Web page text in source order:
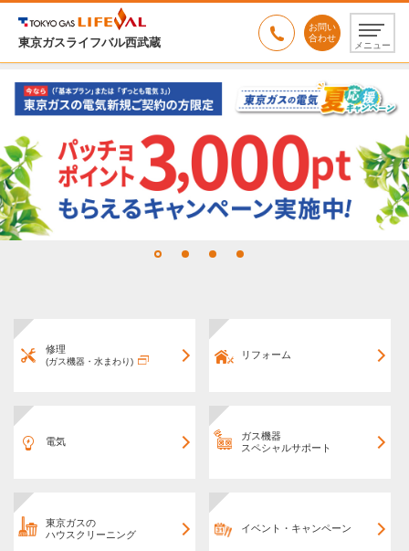
東京ガスライフバル西武蔵
お問い
合わせ
メニュー
修理
(ガス機器・水まわり)
リフォーム
電気
ガス機器
スペシャルサポート
東京ガスの
ハウスクリーニング
イベント・キャンペーン